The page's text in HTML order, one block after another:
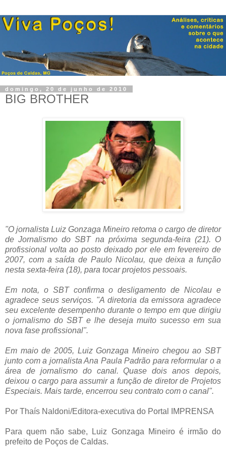
domingo, 20 de junho de 2010
BIG BROTHER
"O jornalista Luiz Gonzaga Mineiro retoma o cargo de diretor
de Jornalismo do SBT na próxima segunda-feira (21). O
profissional volta ao posto deixado por ele em fevereiro de
2007, com a saída de Paulo Nicolau, que deixa a função
nesta sexta-feira (18), para tocar projetos pessoais.
Em nota, o SBT confirma o desligamento de Nicolau e
agradece seus serviços. "A diretoria da emissora agradece
seu excelente desempenho durante o tempo em que dirigiu
o jornalismo do SBT e lhe deseja muito sucesso em sua
nova fase profissional".
Em maio de 2005, Luiz Gonzaga Mineiro chegou ao SBT
junto com a jornalista Ana Paula Padrão para reformular o a
área de jornalismo do canal. Quase dois anos depois,
deixou o cargo para assumir a função de diretor de Projetos
Especiais. Mais tarde, encerrou seu contrato com o canal".
Por Thaís Naldoni/Editora-executiva do Portal IMPRENSA
Para quem não sabe, Luiz Gonzaga Mineiro é irmão do
prefeito de Poços de Caldas.